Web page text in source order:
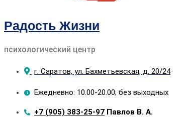
Радость Жизни
психологический центр
г. Саратов, ул. Бахметьевская, д. 20/24
Ежедневно: 10.00-20.00; без выходных
+7 (905) 383-25-97 Павлов В. А.